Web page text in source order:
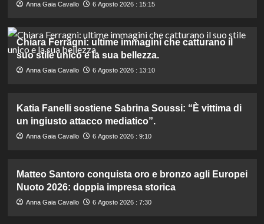
Anna Gaia Cavallo 6 Agosto 2026 : 15:15
Chiara Ferragni: ultime immagini che catturano il
suo stile unico e la sua bellezza.
Anna Gaia Cavallo 6 Agosto 2026 : 13:10
Katia Fanelli sostiene Sabrina Soussi: “È vittima di
un ingiusto attacco mediatico”.
Anna Gaia Cavallo 6 Agosto 2026 : 9:10
Matteo Santoro conquista oro e bronzo agli Europei
Nuoto 2026: doppia impresa storica
Anna Gaia Cavallo 6 Agosto 2026 : 7:30